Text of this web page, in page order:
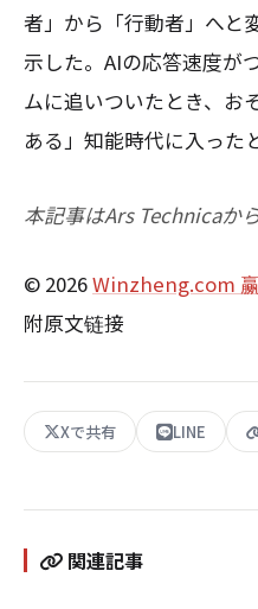
者」から「行動者」へと
示した。AIの応答速度が
ムに追いついたとき、お
ある」知能時代に入った
本記事はArs Technicaか
© 2026Winzheng.com
附原文链接
Xで共有 LINE
関連記事